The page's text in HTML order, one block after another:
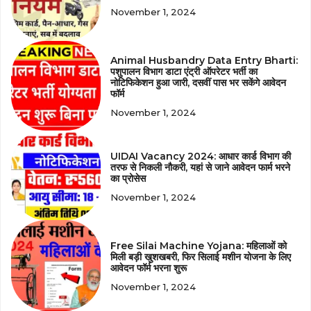
November 1, 2024
Animal Husbandry Data Entry Bharti:
पशुपालन विभाग डाटा एंट्री ऑपरेटर भर्ती का
नोटिफिकेशन हुआ जारी, दसवीं पास भर सकेंगे आवेदन
फॉर्म
November 1, 2024
UIDAI Vacancy 2024: आधार कार्ड विभाग की
तरफ से निकली नौकरी, यहां से जाने आवेदन फार्म भरने
का प्रोसेस
November 1, 2024
Free Silai Machine Yojana: महिलाओं को
मिली बड़ी खुशखबरी, फिर सिलाई मशीन योजना के लिए
आवेदन फॉर्म भरना शुरू
November 1, 2024